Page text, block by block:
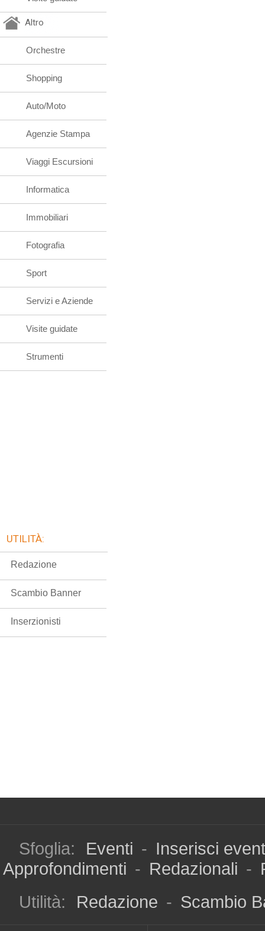
Altro
Orchestre
Shopping
Auto/Moto
Agenzie Stampa
Viaggi Escursioni
Informatica
Immobiliari
Fotografia
Sport
Servizi e Aziende
Visite guidate
Strumenti
UTILITÀ:
Redazione
Scambio Banner
Inserzionisti
Sfoglia: Eventi - Inserisci
Approfondimenti - Redazionali -
Utilità:
Redazione - Scambio